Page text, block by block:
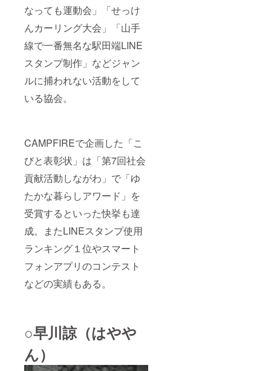
なっても運動会」「せっけ
んカーリング大会」「山手
線で一番無名な駅田端LINE
スタンプ制作」などジャン
ルに捕われない活動をして
いる協会。
CAMPFIREで企画した「こ
びと表彰状」は「第7回社会
貢献活動しながわ」で「ゆ
たかな暮らしアワード」を
受賞するといった快挙も達
成。またLINEスタンプ使用
ランキング１位やスマート
フォンアプリのコンテスト
などの実績もある。
○早川諒（はやや
ん）